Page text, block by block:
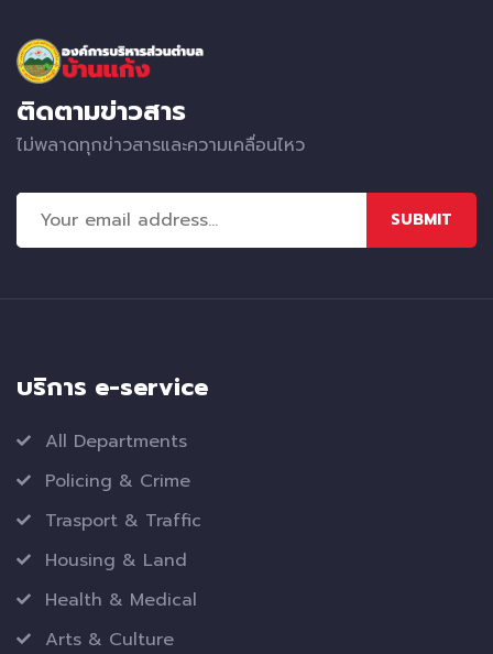
ติดตามข่าวสาร
ไม่พลาดทุกข่าวสารและความเคลื่อนไหว
SUBMIT
บริการ e-service
All Departments
Policing & Crime
Trasport & Traffic
Housing & Land
Health & Medical
Arts & Culture